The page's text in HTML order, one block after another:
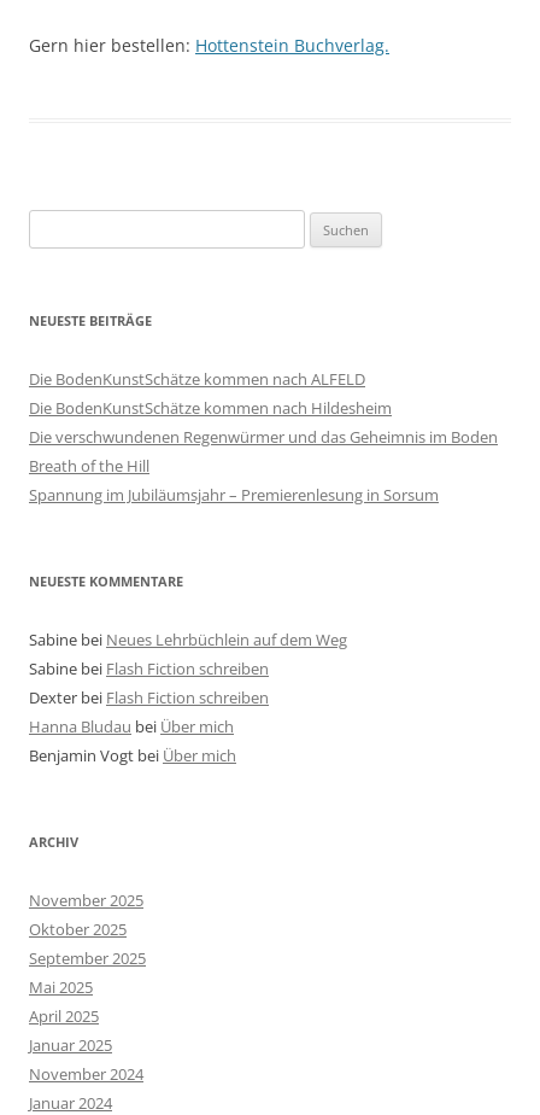
Gern hier bestellen: Hottenstein Buchverlag.
nach:
NEUESTE BEITRÄGE
Die BodenKunstSchätze kommen nach ALFELD
Die BodenKunstSchätze kommen nach Hildesheim
Die verschwundenen Regenwürmer und das Geheimnis im Boden
Breath of the Hill
Spannung im Jubiläumsjahr – Premierenlesung in Sorsum
NEUESTE KOMMENTARE
Sabine bei Neues Lehrbüchlein auf dem Weg
Sabine bei Flash Fiction schreiben
Dexter bei Flash Fiction schreiben
Hanna Bludau bei Über mich
Benjamin Vogt bei Über mich
ARCHIV
November 2025
Oktober 2025
September 2025
Mai 2025
April 2025
Januar 2025
November 2024
Januar 2024